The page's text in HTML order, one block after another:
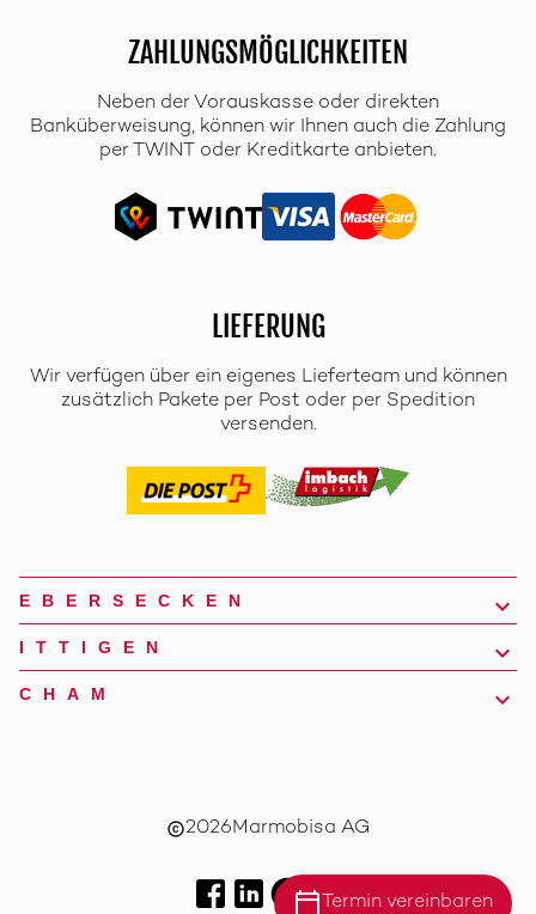
ZAHLUNGSMÖGLICHKEITEN
Neben der Vorauskasse oder direkten
Banküberweisung, können wir Ihnen auch die Zahlung
per TWINT oder Kreditkarte anbieten.
LIEFERUNG
Wir verfügen über ein eigenes Lieferteam und können
zusätzlich Pakete per Post oder per Spedition
versenden.
calendar_today Termin vereinbaren
EBERSECKEN
ITTIGEN
CHAM
copyright2026Marmobisa AG